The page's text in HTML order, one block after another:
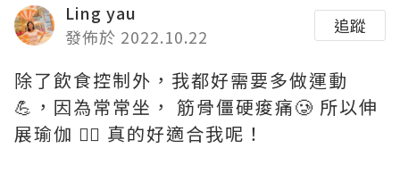
Ling yau
發佈於 2022.10.22
追蹤
除了飲食控制外，我都好需要多做運動
💪，因為常常坐， 筋骨僵硬痠痛🥲 所以伸
展瑜伽 🧘‍♂️ 真的好適合我呢！